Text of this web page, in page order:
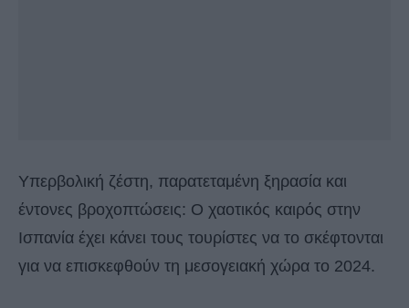
Υπερβολική ζέστη, παρατεταμένη ξηρασία και
έντονες βροχοπτώσεις: Ο χαοτικός καιρός στην
Ισπανία έχει κάνει τους τουρίστες να το σκέφτονται
για να επισκεφθούν τη μεσογειακή χώρα το 2024.